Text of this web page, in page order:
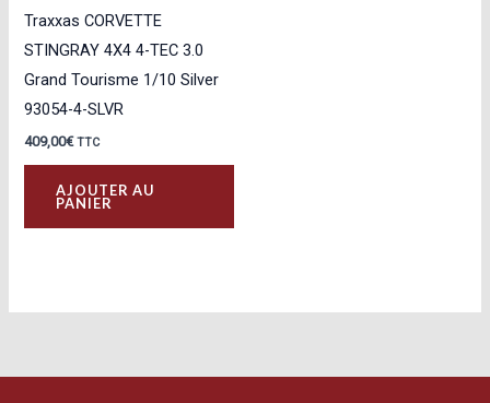
Traxxas CORVETTE
STINGRAY 4X4 4-TEC 3.0
Grand Tourisme 1/10 Silver
93054-4-SLVR
409,00€ TTC
AJOUTER AU
PANIER